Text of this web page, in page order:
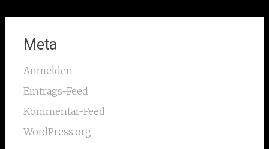
Meta
Anmelden
Eintrags-Feed
Kommentar-Feed
WordPress.org